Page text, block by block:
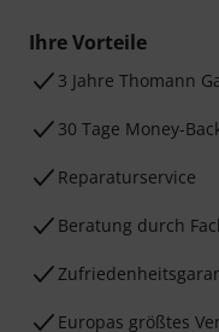
Ihre Vorteile
3 Jahre Thomann
30 Tage Money-
Reparaturservice
Beratung durch
Europas größtes